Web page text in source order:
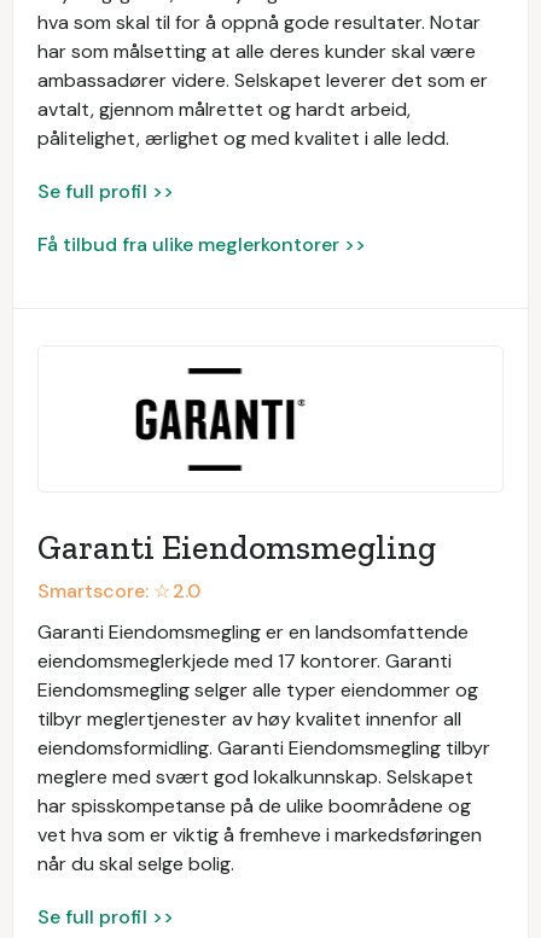
hva som skal til for å oppnå gode resultater. Notar
har som målsetting at alle deres kunder skal være
ambassadører videre. Selskapet leverer det som er
avtalt, gjennom målrettet og hardt arbeid,
pålitelighet, ærlighet og med kvalitet i alle ledd.
Se full profil >>
Få tilbud fra ulike meglerkontorer >>
Garanti Eiendomsmegling
Smartscore: ☆2.0
Garanti Eiendomsmegling er en landsomfattende
eiendomsmeglerkjede med 17 kontorer. Garanti
Eiendomsmegling selger alle typer eiendommer og
tilbyr meglertjenester av høy kvalitet innenfor all
eiendomsformidling. Garanti Eiendomsmegling tilbyr
meglere med svært god lokalkunnskap. Selskapet
har spisskompetanse på de ulike boområdene og
vet hva som er viktig å fremheve i markedsføringen
når du skal selge bolig.
Se full profil >>